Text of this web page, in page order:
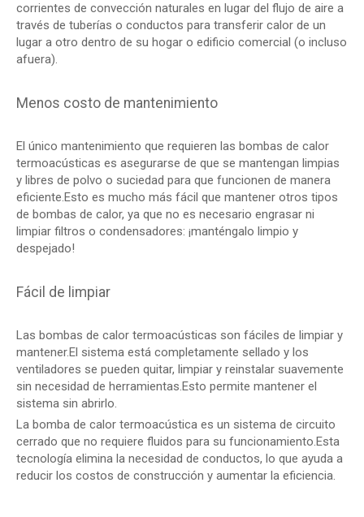
corrientes de convección naturales en lugar del flujo de aire a
través de tuberías o conductos para transferir calor de un
lugar a otro dentro de su hogar o edificio comercial (o incluso
afuera).
Menos costo de mantenimiento
El único mantenimiento que requieren las bombas de calor
termoacústicas es asegurarse de que se mantengan limpias
y libres de polvo o suciedad para que funcionen de manera
eficiente.Esto es mucho más fácil que mantener otros tipos
de bombas de calor, ya que no es necesario engrasar ni
limpiar filtros o condensadores: ¡manténgalo limpio y
despejado!
Fácil de limpiar
Las bombas de calor termoacústicas son fáciles de limpiar y
mantener.El sistema está completamente sellado y los
ventiladores se pueden quitar, limpiar y reinstalar suavemente
sin necesidad de herramientas.Esto permite mantener el
sistema sin abrirlo.
La bomba de calor termoacústica es un sistema de circuito
cerrado que no requiere fluidos para su funcionamiento.Esta
tecnología elimina la necesidad de conductos, lo que ayuda a
reducir los costos de construcción y aumentar la eficiencia.